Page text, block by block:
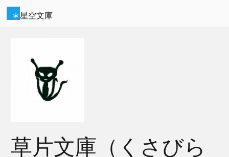
星空文庫
草片文庫（くさびら